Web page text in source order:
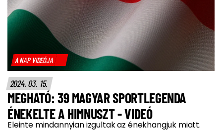
A NAP VIDEÓJA
2024. 03. 15.
MEGHATÓ: 39 MAGYAR SPORTLEGENDA
ÉNEKELTE A HIMNUSZT - VIDEÓ
Eleinte mindannyian izgultak az énekhangjuk miatt.